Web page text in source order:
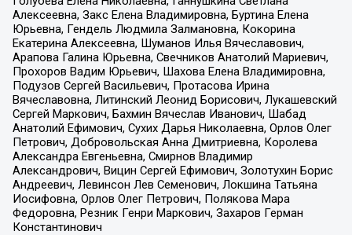
Алексеевна, Закс Елена Владимировна, Буртина Елена
Юрьевна, Гендель Людмила Залмановна, Кокорина
Екатерина Алексеевна, Шуманов Илья Вячеславович,
Арапова Галина Юрьевна, Свечников Анатолий Мариевич,
Прохоров Вадим Юрьевич, Шахова Елена Владимировна,
Подузов Сергей Васильевич, Протасова Ирина
Вячеславовна, Литинский Леонид Борисович, Лукашевский
Сергей Маркович, Бахмин Вячеслав Иванович, Шабад
Анатолий Ефимович, Сухих Дарья Николаевна, Орлов Олег
Петрович, Добровольская Анна Дмитриевна, Королева
Александра Евгеньевна, Смирнов Владимир
Александрович, Вицин Сергей Ефимович, Золотухин Борис
Андреевич, Левинсон Лев Семенович, Локшина Татьяна
Иосифовна, Орлов Олег Петрович, Полякова Мара
Федоровна, Резник Генри Маркович, Захаров Герман
Константинович